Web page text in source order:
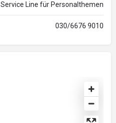
Service Line für Personalthemen
030/6676 9010